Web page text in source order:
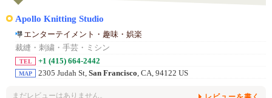
Apollo Knitting Studio
エンターテイメント・趣味・娯楽
裁縫・刺繍・手芸・ミシン
TEL +1 (415) 664-2442
MAP 2305 Judah St, San Francisco, CA, 94122 US
まだレビューはありません。